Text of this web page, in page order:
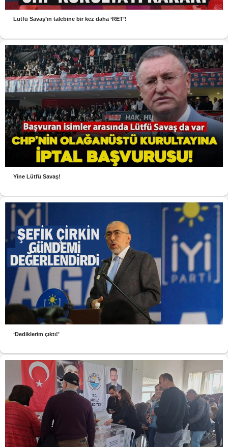
Lütfü Savaş’ın talebine bir kez daha ‘RET’!
Yine Lütfü Savaş!
‘Dediklerim çıktı!’